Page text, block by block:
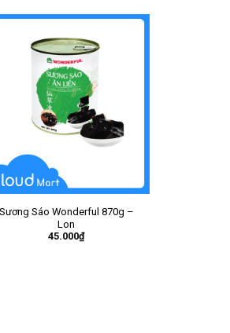
Sương Sáo Wonderful 870g –
Lon
45.000₫